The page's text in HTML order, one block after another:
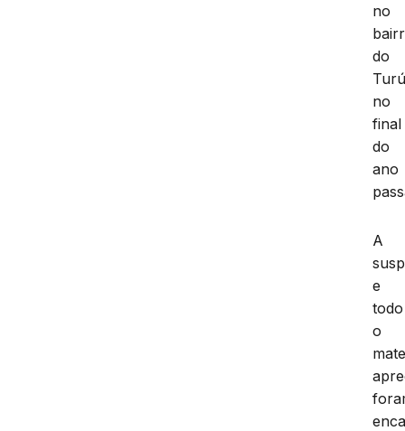
no
do
no
final
do
ano
A
e
todo
o